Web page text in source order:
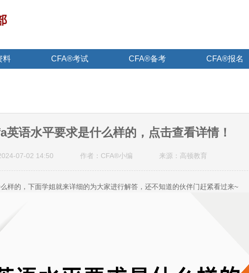
料 CFA®考试 CFA®备考 CFA®报名
英语水平要求是什么样的，点击查看详情！
07-02 14:50 作者：CFA®小编 来源：高顿教育
样的，下面学姐就来详细的为大家进行解答，还不知道的伙伴门赶紧看过来~